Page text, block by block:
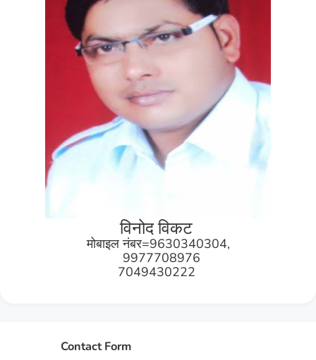
विनोद विकट
मोबाइल नंबर=9630340304,
9977708976
7049430222
Contact Form